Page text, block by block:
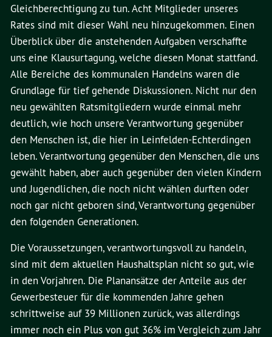
Gleichberechtigung zu tun. Acht Mitglieder unseres
Rates sind mit dieser Wahl neu hinzugekommen. Einen
Überblick über die anstehenden Aufgaben verschaffte
uns eine Klausurtagung, welche diesen Monat stattfand.
Alle Bereiche des kommunalen Handelns waren die
Grundlage für tief gehende Diskussionen. Nicht nur den
neu gewählten Ratsmitgliedern wurde einmal mehr
deutlich, wie hoch unsere Verantwortung gegenüber
den Menschen ist, die hier in Leinfelden-Echterdingen
leben. Verantwortung gegenüber den Menschen, die uns
gewählt haben, aber auch gegenüber den vielen Kindern
und Jugendlichen, die noch nicht wählen durften oder
noch gar nicht geboren sind, Verantwortung gegenüber
den folgenden Generationen.
Die Voraussetzungen, verantwortungsvoll zu handeln,
sind mit dem aktuellen Haushaltsplan nicht so gut, wie
in den Vorjahren. Die Planansätze der Anteile aus der
Gewerbesteuer für die kommenden Jahre gehen
schrittweise auf 39 Millionen zurück, was allerdings
immer noch ein Plus von gut 36% im Vergleich zum Jahr